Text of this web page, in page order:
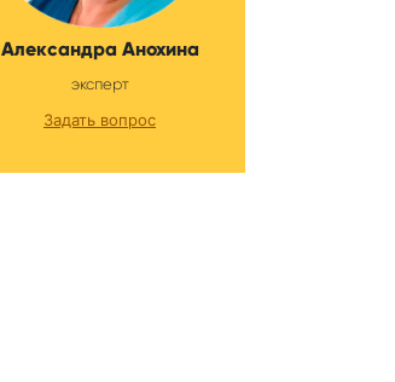
Александра Анохина
эксперт
Задать вопрос